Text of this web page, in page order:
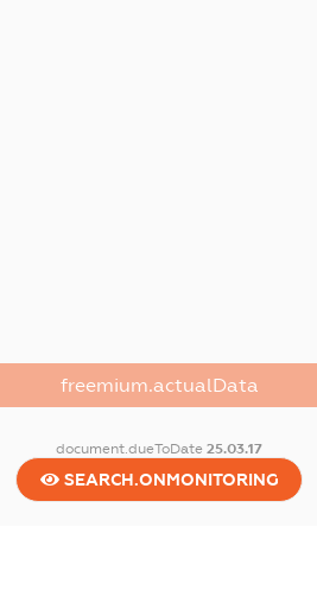
freemium.actualData
document.dueToDate25.03.17
SEARCH.ONMONITORING